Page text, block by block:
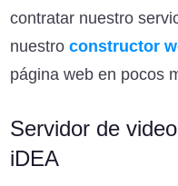
contratar nuestro
nuestro constructor
página web en pocos
Servidor de
iDEA